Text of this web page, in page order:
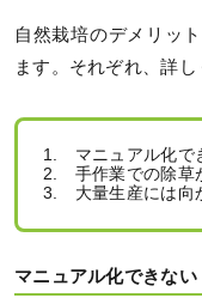
自然栽培のデメリッ
ます。それぞれ、詳し
1. マニュアル化で
2. 手作業での除草
3. 大量生産には向
マニュアル化できない